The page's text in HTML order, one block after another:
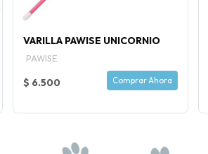
VARILLA PAWISE UNICORNIO
PAWISE
$ 6.500 Comprar Ahora